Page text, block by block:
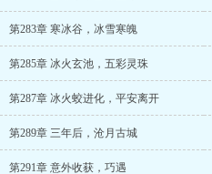
第283章 寒冰谷，冰雪寒魄
第285章 冰火玄池，五彩灵珠
第287章 冰火蛟进化，平安离开
第289章 三年后，沧月古城
第291章 意外收获，巧遇